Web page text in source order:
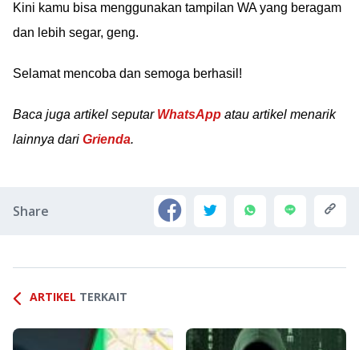
Kini kamu bisa menggunakan tampilan WA yang beragam
dan lebih segar, geng.
Selamat mencoba dan semoga berhasil!
Baca juga artikel seputar WhatsApp atau artikel menarik
lainnya dari Grienda.
Share
ARTIKEL TERKAIT